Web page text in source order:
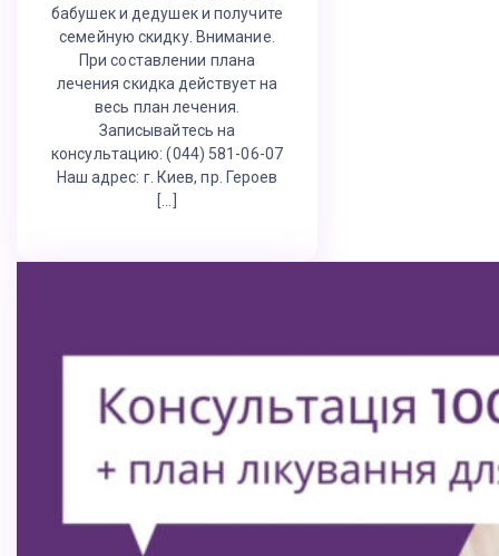
бабушек и дедушек и получите
семейную скидку. Внимание.
При составлении плана
лечения скидка действует на
весь план лечения.
Записывайтесь на
консультацию: (044) 581-06-07
Наш адрес: г. Киев, пр. Героев
[…]